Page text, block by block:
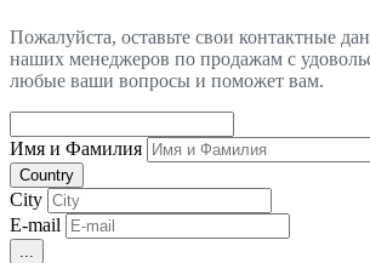
Пожалуйста, оставьте свои контактные
наших менеджеров по продажам с
любые ваши вопросы и поможет вам.
Имя и Фамилия
Country
City
E-mail
...